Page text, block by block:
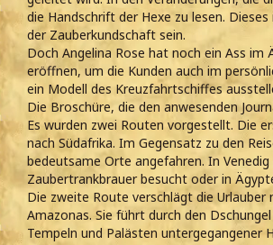
die Handschrift der Hexe zu lesen.
der Zauberkundschaft sein.
Doch Angelina Rose hat noch ein Ass im
eröffnen, um die Kunden auch im
ein Modell des Kreuzfahrtschiffes
Die Broschüre, die den anwesenden
Es wurden zwei Routen vorgestellt. Die
nach Südafrika. Im Gegensatz zu den
bedeutsame Orte angefahren. In
Zaubertrankbrauer besucht oder in
Die zweite Route verschlägt die
Amazonas. Sie führt durch den
Tempeln und Palästen untergegangener